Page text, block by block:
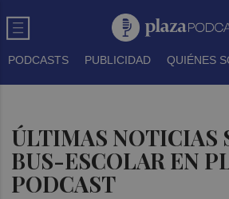
PODCASTS PUBLICIDAD QUIÉNES
ÚLTIMAS NOTICIAS
BUS-ESCOLAR EN
PODCAST